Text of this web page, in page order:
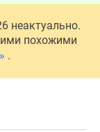
неактуально.
похожими
.